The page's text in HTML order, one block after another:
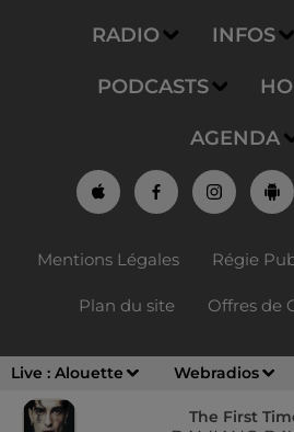
Live : Alouette Webradios
The First
RADIO INFOS
PODCASTS
AGENDA
Mentions Légales Régie
Plan du site Offres de